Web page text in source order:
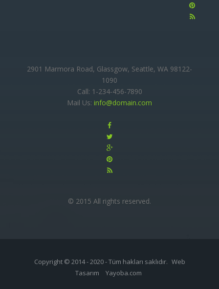
2901 Marmora Road, Glassgow, Seattle, WA 98122-
1090
Call: 1-234-456-7890
Mail Us: info@domain.com
© 2015 All rights reserved.
Copyright © 2014 - 2020 - Tüm hakları saklıdır. Web
Tasarım
Yayoba.com